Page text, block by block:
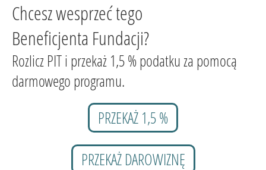
Chcesz wesprzeć tego
Beneficjenta Fundacji?
Rozlicz PIT i przekaż 1,5 % podatku za pomocą
darmowego programu.
PRZEKAŻ 1,5 %
PRZEKAŻ DAROWIZNĘ